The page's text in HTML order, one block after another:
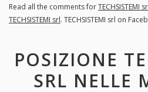
Read all the comments forTECHSISTEMI
TECHSISTEMI srl. TECHSISTEMI srl on
POSIZIONE
SRL NELLE